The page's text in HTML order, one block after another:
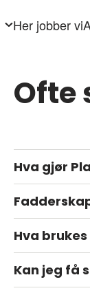
Her jobber vi
Ofte
Hva gjør
Hva
Kan jeg få